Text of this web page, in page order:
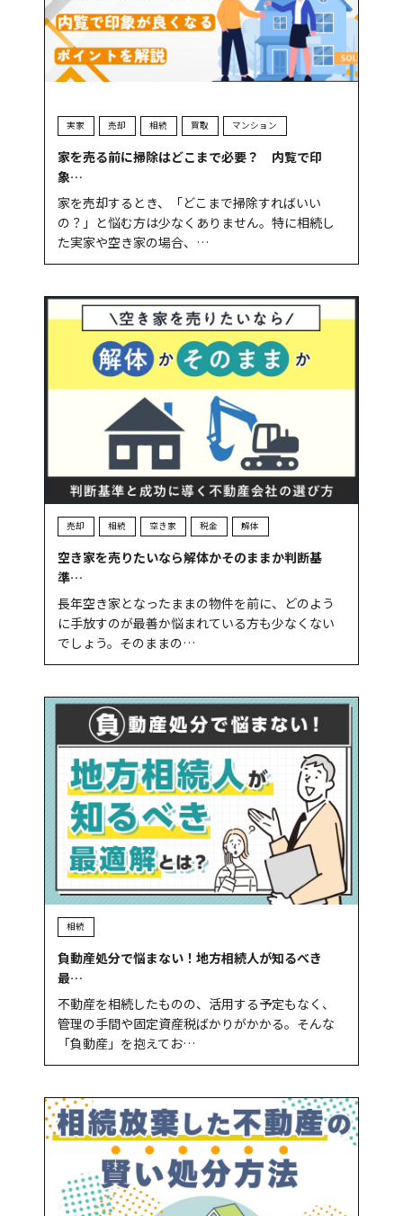
実家 売却 相続 買取 マンション
家を売る前に掃除はどこまで必要？ 内覧で印
象…
家を売却するとき、「どこまで掃除すればいい
の？」と悩む方は少なくありません。特に相続し
た実家や空き家の場合、…
売却 相続 空き家 税金 解体
空き家を売りたいなら解体かそのままか判断基
準…
長年空き家となったままの物件を前に、どのよう
に手放すのが最善か悩まれている方も少なくない
でしょう。そのままの…
相続
負動産処分で悩まない！地方相続人が知るべき
最…
不動産を相続したものの、活用する予定もなく、
管理の手間や固定資産税ばかりがかかる。そんな
「負動産」を抱えてお…